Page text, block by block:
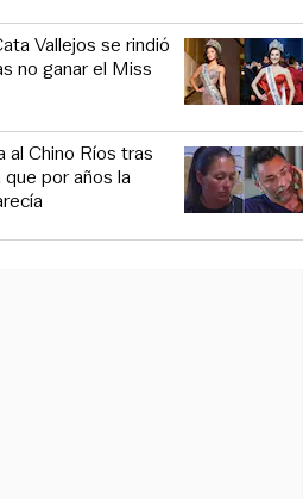
Vallejos se rindió
no ganar el Miss
al Chino Ríos tras
por años la